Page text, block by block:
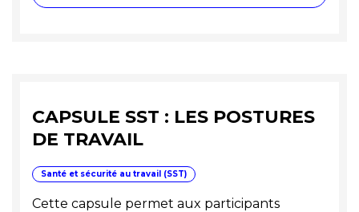
CAPSULE SST : LES POSTURES
DE TRAVAIL
Santé et sécurité au travail (SST)
Cette capsule permet aux participants